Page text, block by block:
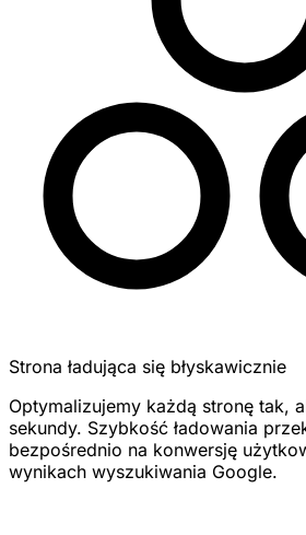
Strona ładująca się błyskawicznie
Optymalizujemy każdą stronę tak,
sekundy. Szybkość ładowania
bezpośrednio na konwersję
wynikach wyszukiwania Google.